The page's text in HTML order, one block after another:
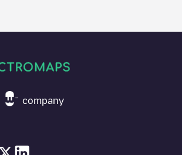
créer la meilleure expérience possible
de véhicules électriques.
de véhicules électriques sont très
quelles sont les bornes de recharge
pas à laisser votre évaluation de votre
dans la fiche de la borne de recharge
company